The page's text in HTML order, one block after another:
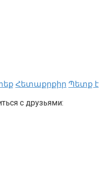
Հետաքրքիր Պետք է
с друзьями: